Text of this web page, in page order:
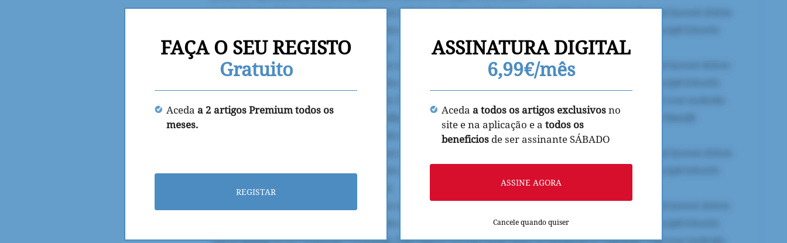
FAÇA O SEU REGISTO
Gratuito
Aceda a 2 artigos Premium todos os
meses.
REGISTAR
ASSINATURA DIGITAL
6,99€/mês
Aceda a todos os artigos exclusivosno
site e na aplicação e a todos os
beneficios de ser assinante SÁBADO
ASSINE AGORA
Cancele quando quiser